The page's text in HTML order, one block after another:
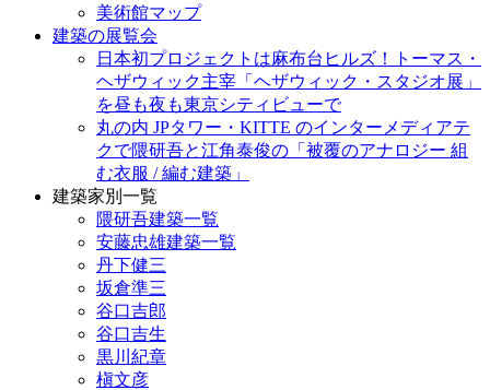
美術館マップ
建築の展覧会
日本初プロジェクトは麻布台ヒルズ！トーマス・
ヘザウィック主宰「ヘザウィック・スタジオ展」
を昼も夜も東京シティビューで
丸の内 JPタワー・KITTE のインターメディアテ
クで隈研吾と江角泰俊の「被覆のアナロジー 組
む衣服 / 編む建築」
建築家別一覧
隈研吾建築一覧
安藤忠雄建築一覧
丹下健三
坂倉準三
谷口吉郎
谷口吉生
黒川紀章
槇文彦